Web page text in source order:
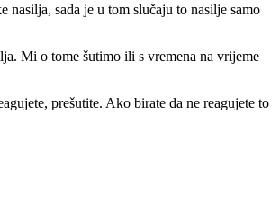
sada je u tom slučaju to nasilje samo
Mi o tome šutimo ili s vremena na vrijeme
prešutite. Ako birate da ne reagujete to